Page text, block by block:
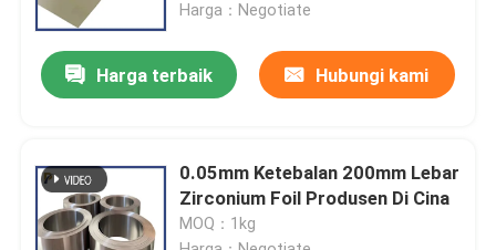
Kontrol kualitas
Hubungi Kami
Permintaan Penawaran
Paduan Tungsten Molibdenum
Harga：Negotiate
Harga terbaik Hubungi kami
0.05mm Ketebalan 200mm Lebar
Zirconium Foil Produsen Di Cina
MOQ：1kg